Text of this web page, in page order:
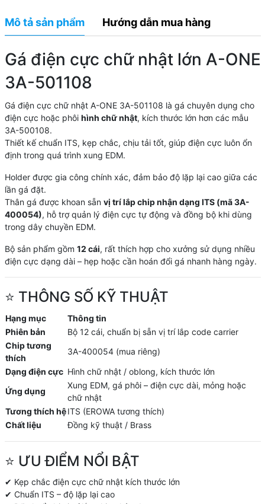
Mô tả sản phẩm Hướng dẫn mua hàng
Gá điện cực chữ nhật lớn A-ONE
3A-501108
Gá điện cực chữ nhật A-ONE 3A-501108 là gá chuyên dụng cho
điện cực hoặc phôi hình chữ nhật, kích thước lớn hơn các mẫu
3A-500108.
Thiết kế chuẩn ITS, kẹp chắc, chịu tải tốt, giúp điện cực luôn ổn
định trong quá trình xung EDM.
Holder được gia công chính xác, đảm bảo độ lặp lại cao giữa các
lần gá đặt.
Thân gá được khoan sẵn vị trí lắp chip nhận dạng ITS (mã 3A-
400054), hỗ trợ quản lý điện cực tự động và đồng bộ khi dùng
trong dây chuyền EDM.
Bộ sản phẩm gồm 12 cái, rất thích hợp cho xưởng sử dụng nhiều
điện cực dạng dài – hẹp hoặc cần hoán đổi gá nhanh hàng ngày.
⭐ THÔNG SỐ KỸ THUẬT
Hạng mục
Thông tin
Phiên bản
Bộ 12 cái, chuẩn bị sẵn vị trí lắp code carrier
Chip tương
thích
3A-400054 (mua riêng)
Dạng điện cực Hình chữ nhật / oblong, kích thước lớn
Ứng dụng
Xung EDM, gá phôi – điện cực dài, mỏng hoặc
chữ nhật
Tương thích hệ ITS (EROWA tương thích)
Chất liệu
Đồng kỹ thuật / Brass
⭐ ƯU ĐIỂM NỔI BẬT
✔ Kẹp chắc điện cực chữ nhật kích thước lớn
✔ Chuẩn ITS – độ lặp lại cao